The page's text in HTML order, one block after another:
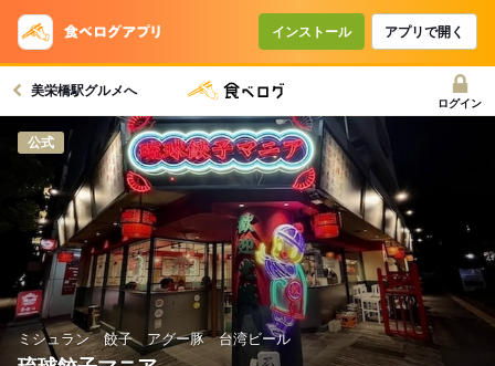
インストール アプリで開く
美栄橋駅グルメへ
ログイン
公式
ミシュラン 餃子 アグー豚 台湾ビール
コースで使えるクーポン
戻る
クーポンを利用せず予約する